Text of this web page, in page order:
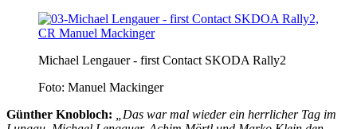
Michael Lengauer - first Contact SKODA Rally2
Foto: Manuel Mackinger
Günther Knobloch:
„Das war mal wieder ein herrlicher Tag im